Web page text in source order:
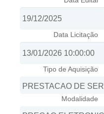
Varas do Trabalho
Juízes Manaus
Juízes Roraima
Diretores
Data Licitação
Tipo de Aquisição
Modalidade